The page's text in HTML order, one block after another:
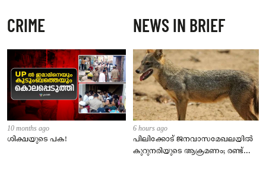
CRIME
10 months ago
ശിക്ഷയുടെ പക!
NEWS IN BRIEF
6 hours ago
പിലിക്കോട് ജനവാസമേഖലയിൽ
കുറുനരിയുടെ ആക്രമണം; രണ്ട്